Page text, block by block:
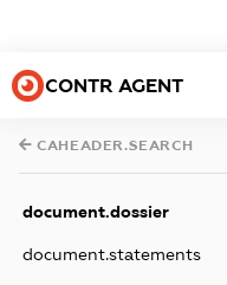
CONTR AGENT
CAHEADER.SEARCH
document.dossier
document.statements